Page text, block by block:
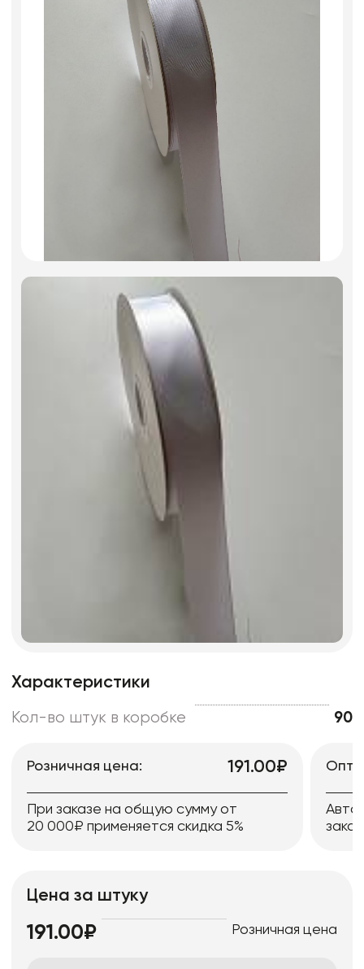
Искусственные цветы и растения
Декоративные вазы, кашпо
Характеристики
Кол-во штук в коробке 90
Розничная цена: 191.00₽
При заказе на общую сумму от
20 000₽ применяется скидка 5%
Цена за штуку
191.00₽ Розничная цена